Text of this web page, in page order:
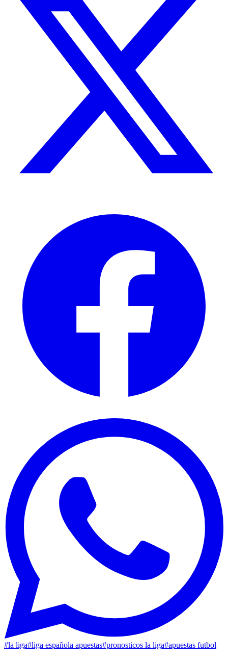
#la liga#liga española apuestas#pronosticos la liga#apuestas futbol